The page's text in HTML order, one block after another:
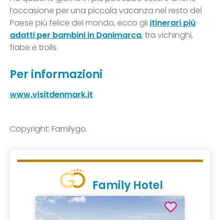
l’occasione per una piccola vacanza nel resto del
Paese più felice del mondo, ecco gli itinerari più
adatti per bambini in Danimarca, tra vichinghi,
fiabe e trolls.
Per informazioni
www.visitdenmark.it
Copyright: Familygo.
Family Hotel